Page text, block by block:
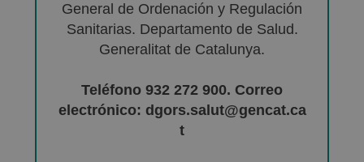
General de Ordenación y Regulación
Sanitarias. Departamento de Salud.
Generalitat de Catalunya.
Teléfono 932 272 900. Correo
electrónico: dgors.salut@gencat.ca
t